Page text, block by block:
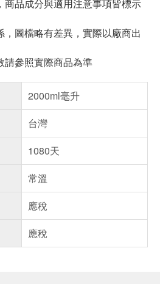
商品成分與適用注意事項皆標示
圖檔略有差異，實際以廠商出
請參照實際商品為準
2000ml毫升
台灣
1080天
常溫
應稅
應稅